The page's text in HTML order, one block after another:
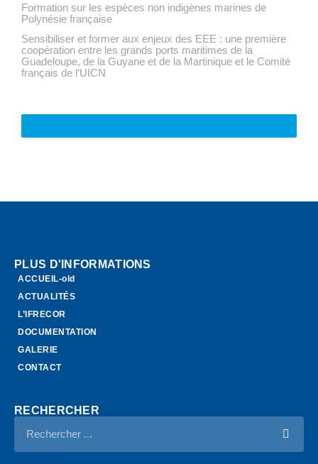
Formation sur les espèces non indigènes marines de
Polynésie française
Sensibiliser et former aux enjeux des EEE : une première
coopération entre les grands ports maritimes de la
Guadeloupe, de la Guyane et de la Martinique et le Comité
français de l’UICN
PLUS D'INFORMATIONS
ACCUEIL-old
ACTUALITÉS
L’IFRECOR
DOCUMENTATION
GALERIE
CONTACT
RECHERCHER